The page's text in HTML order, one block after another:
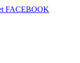
FACEBOOK